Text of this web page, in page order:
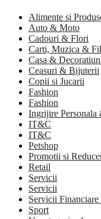
Alimente si
Auto & Moto
Cadouri & Flori
Carti, Muzica &
Casa &
Ceasuri & Bijuterii
Copii si Jucarii
Fashion
Fashion
Ingrijire Personala
IT&C
IT&C
Petshop
Promotii si
Retail
Servicii
Servicii
Servicii
Sport